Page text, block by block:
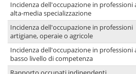
Incidenza dell'occupazione in professioni
alta-media specializzazione
Incidenza dell'occupazione in professioni
artigiane, operaie o agricole
Incidenza dell'occupazione in professioni
basso livello di competenza